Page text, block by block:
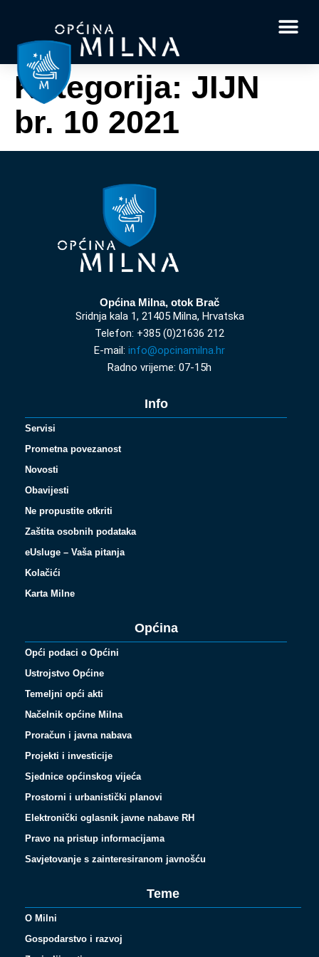
Kategorija: JIJN
br. 10 2021
Općina Milna, otok Brač
Sridnja kala 1, 21405 Milna, Hrvatska
Telefon: +385 (0)21636 212
E-mail: info@opcinamilna.hr
Radno vrijeme: 07-15h
Info
Servisi
Prometna povezanost
Novosti
Obavijesti
Ne propustite otkriti
Zaštita osobnih podataka
eUsluge – Vaša pitanja
Kolačići
Karta Milne
Općina
Opći podaci o Općini
Ustrojstvo Općine
Temeljni opći akti
Načelnik općine Milna
Proračun i javna nabava
Projekti i investicije
Sjednice općinskog vijeća
Prostorni i urbanistički planovi
Elektronički oglasnik javne nabave RH
Pravo na pristup informacijama
Savjetovanje s zainteresiranom javnošću
Teme
O Milni
Gospodarstvo i razvoj